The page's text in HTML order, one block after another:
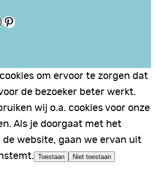
Pinterest
om ervoor te zorgen dat
de bezoeker beter werkt.
wij o.a. cookies voor onze
Als je doorgaat met het
de website, gaan we ervan uit
Toestaan Niet toestaan